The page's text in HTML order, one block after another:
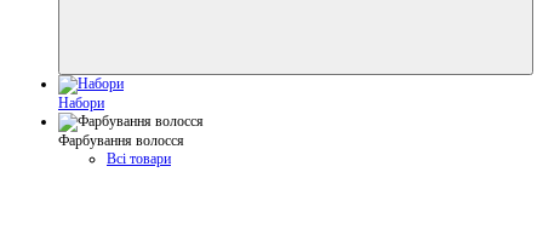
Набори
Фарбування волосся
Всі товари